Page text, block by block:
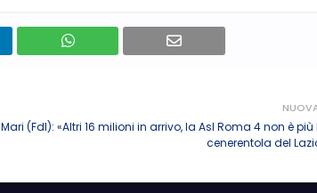
Mari (FdI): «Altri 16 milioni in arrivo, la Asl Roma 4 non è più
cenerentola del